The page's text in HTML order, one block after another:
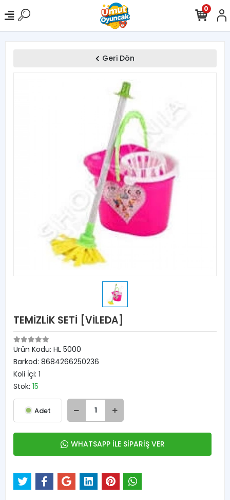
0
Geri Dön
TEMİZLİK SETİ [VİLEDA]
Ürün Kodu: HL 5000
Barkod: 8684266250236
Koli İçi: 1
Stok: 15
Adet
WHATSAPP İLE SİPARİŞ VER